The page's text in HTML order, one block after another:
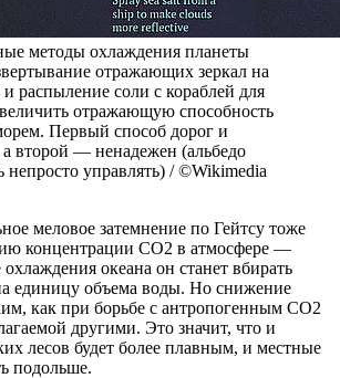
методы охлаждения планеты
отражающих зеркал на
распыление соли с кораблей для
отражающую способность
Первый способ дорог и
а второй — ненадежен (альбедо
непросто управлять) / ©Wikimedia
меловое затемнение по Гейтсу тоже
концентрации СО2 в атмосфере —
океана он станет вбирать
единицу объема воды. Но снижение
как при борьбе с антропогенным СО2
другими. Это значит, что и
лесов будет более плавным, и местные
подольше.